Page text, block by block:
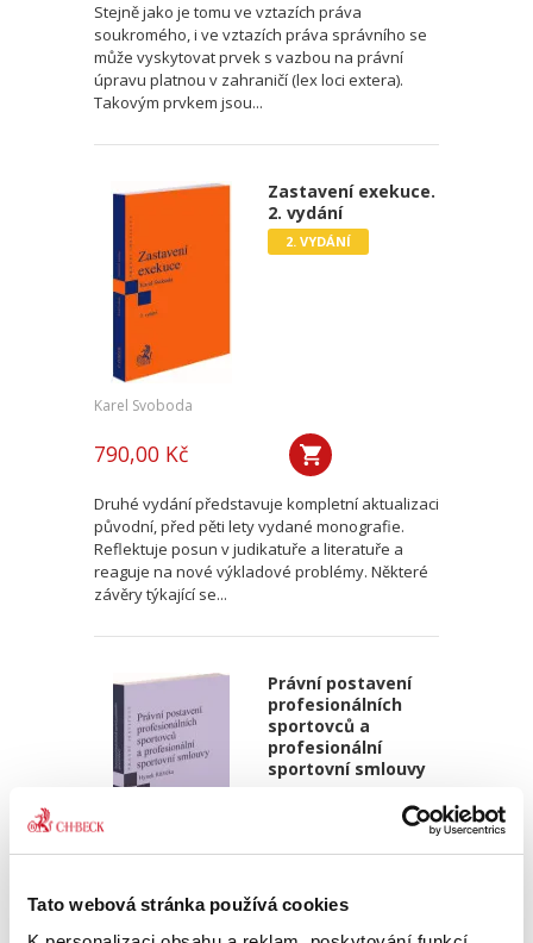
Tato webová stránka používá cookies
Stejně jako je tomu ve vztazích práva
soukromého, i ve vztazích práva správního se
může vyskytovat prvek s vazbou na právní
úpravu platnou v zahraničí (lex loci extera).
Takovým prvkem jsou...
Zastavení exekuce.
2. vydání
2. VYDÁNÍ
Karel Svoboda
790,00 Kč
Druhé vydání představuje kompletní aktualizaci
původní, před pěti lety vydané monografie.
Reflektuje posun v judikatuře a literatuře a
reaguje na nové výkladové problémy. Některé
závěry týkající se...
Právní postavení
profesionálních
sportovců a
profesionální
sportovní smlouvy
Hynek Růžička